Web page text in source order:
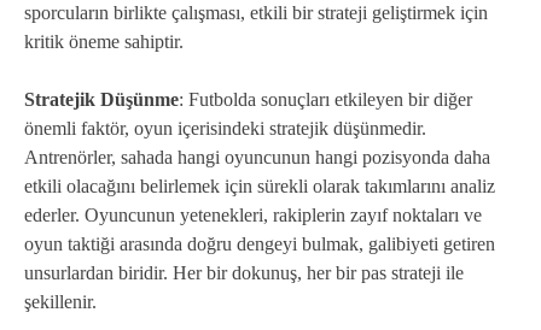
sporcuların birlikte çalışması, etkili bir strateji geliştirmek için
kritik öneme sahiptir.
Stratejik Düşünme: Futbolda sonuçları etkileyen bir diğer
önemli faktör, oyun içerisindeki stratejik düşünmedir.
Antrenörler, sahada hangi oyuncunun hangi pozisyonda daha
etkili olacağını belirlemek için sürekli olarak takımlarını analiz
ederler. Oyuncunun yetenekleri, rakiplerin zayıf noktaları ve
oyun taktiği arasında doğru dengeyi bulmak, galibiyeti getiren
unsurlardan biridir. Her bir dokunuş, her bir pas strateji ile
şekillenir.